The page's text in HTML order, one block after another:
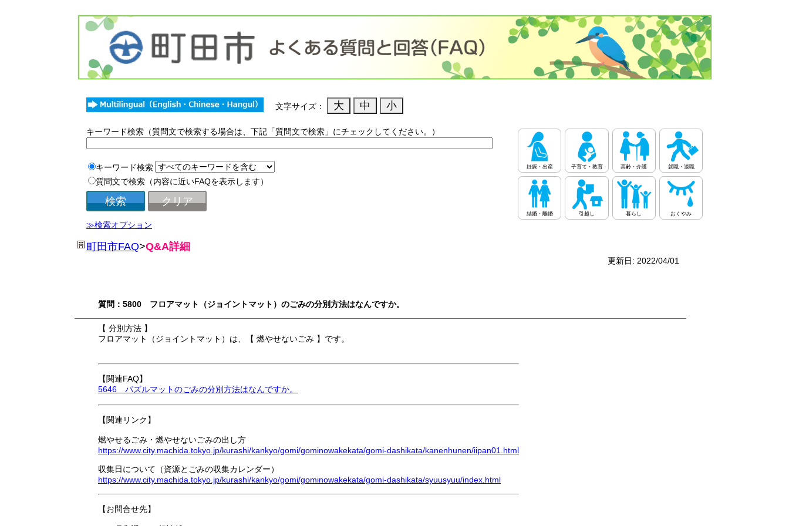
文字サイズ：
キーワード検索（質問文で検索する場合は、下記「質問文で検索」にチェックしてください。）
キーワード検索
質問文で検索（内容に近いFAQを表示します）
≫検索オプション
町田市FAQ>Q&A詳細
更新日: 2022/04/01
質問：5800 フロアマット（ジョイントマット）のごみの分別方法はなんですか。
【 分別方法 】
フロアマット（ジョイントマット）は、【 燃やせないごみ 】です。
【関連FAQ】
5646 パズルマットのごみの分別方法はなんですか。
【関連リンク】
燃やせるごみ・燃やせないごみの出し方
https://www.city.machida.tokyo.jp/kurashi/kankyo/gomi/gominowakekata/gomi-dashikata/kanenhunen/iipan01.html
収集日について（資源とごみの収集カレンダー）
https://www.city.machida.tokyo.jp/kurashi/kankyo/gomi/gominowakekata/gomi-dashikata/syuusyuu/index.html
【お問合せ先】
妊娠・出産 子育て・教育 高齢・介護 就職・退職
結婚・離婚 引越し 暮らし おくやみ